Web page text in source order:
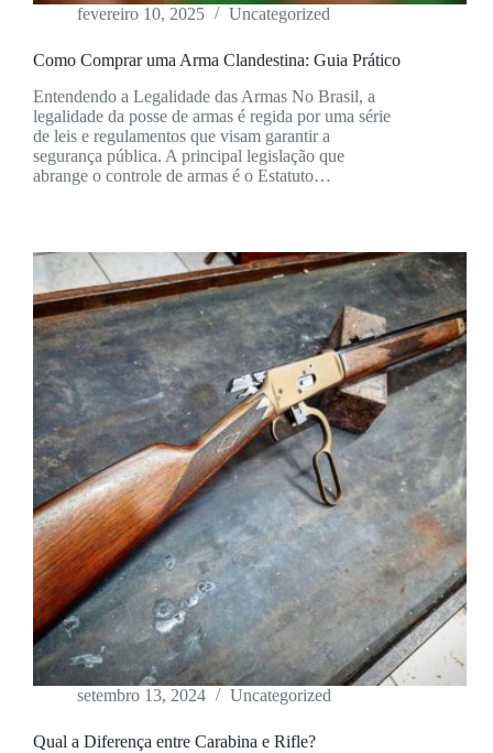
fevereiro 10, 2025 Uncategorized
Como Comprar uma Arma Clandestina: Guia Prático
Entendendo a Legalidade das Armas No Brasil, a
legalidade da posse de armas é regida por uma série
de leis e regulamentos que visam garantir a
segurança pública. A principal legislação que
abrange o controle de armas é o Estatuto…
setembro 13, 2024 Uncategorized
Qual a Diferença entre Carabina e Rifle?